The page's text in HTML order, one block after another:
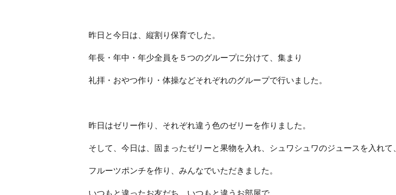
昨日と今日は、縦割り保育でした。
年長・年中・年少全員を５つのグループに分けて、集まり
礼拝・おやつ作り・体操などそれぞれのグループで行いました。
昨日はゼリー作り、それぞれ違う色のゼリーを作りました。
そして、今日は、固まったゼリーと果物を入れ、シュワシュワのジュースを入れて、
フルーツポンチを作り、みんなでいただきました。